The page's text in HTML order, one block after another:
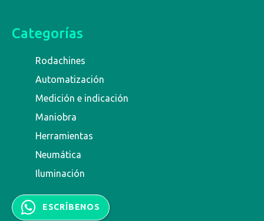
Categorías
Rodachines
Automatización
Medición e indicación
Maniobra
Herramientas
Neumática
Iluminación
ESCRÍBENOS